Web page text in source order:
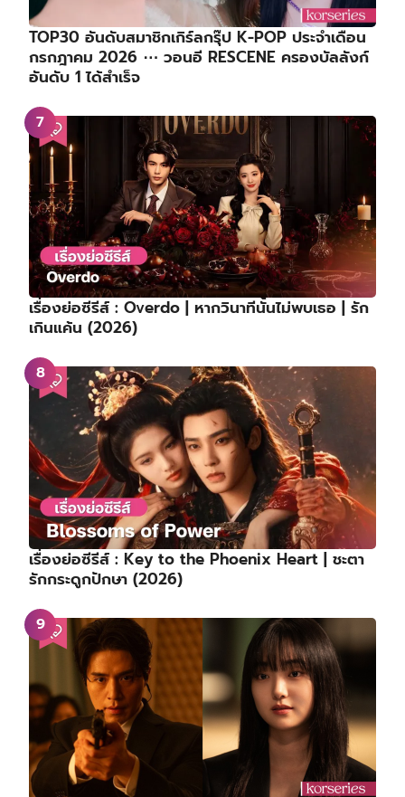
TOP30 อันดับสมาชิกเกิร์ลกรุ๊ป K-POP ประจำเดือน
กรกฎาคม 2026 ⋯ วอนอี RESCENE ครองบัลลังก์
อันดับ 1 ได้สำเร็จ
เรื่องย่อซีรีส์ : Overdo | หากวินาทีนั้นไม่พบเธอ | รัก
เกินแค้น (2026)
เรื่องย่อซีรีส์ : Key to the Phoenix Heart | ชะตา
รักกระดูกปักษา (2026)